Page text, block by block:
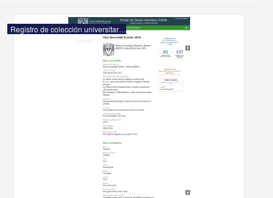
Registro de colección universitaria